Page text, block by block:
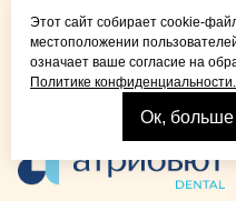
детей и взрослых
Взрослая стоматология
Этот сайт собирает cookie-
местоположении
означает ваше согласие на
Политике конфиденциальности.
Ок, больше